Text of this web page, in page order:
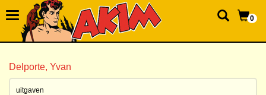
0
Delporte, Yvan
uitgaven